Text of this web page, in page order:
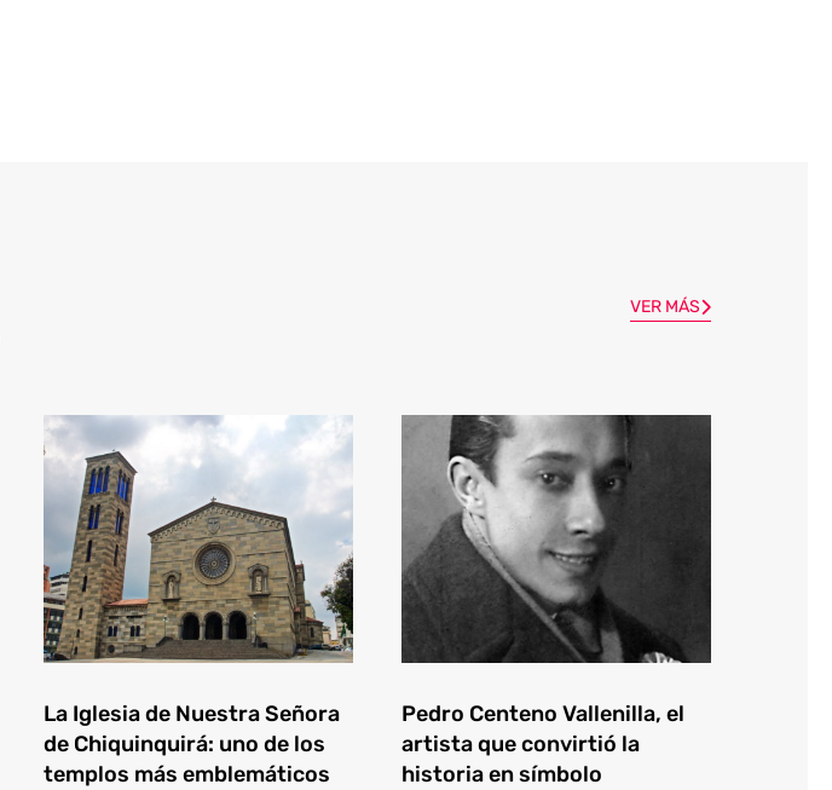
VER MÁS
La Iglesia de Nuestra Señora
de Chiquinquirá: uno de los
templos más emblemáticos
Pedro Centeno Vallenilla, el
artista que convirtió la
historia en símbolo